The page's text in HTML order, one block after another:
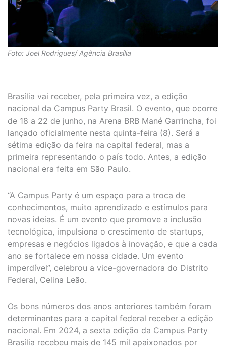
Foto: Joel Rodrigues/ Agência Brasília
Brasília vai receber, pela primeira vez, a edição
nacional da Campus Party Brasil. O evento, que ocorre
de 18 a 22 de junho, na Arena BRB Mané Garrincha, foi
lançado oficialmente nesta quinta-feira (8). Será a
sétima edição da feira na capital federal, mas a
primeira representando o país todo. Antes, a edição
nacional era feita em São Paulo.
“A Campus Party é um espaço para a troca de
conhecimentos, muito aprendizado e estímulos para
novas ideias. É um evento que promove a inclusão
tecnológica, impulsiona o crescimento de startups,
empresas e negócios ligados à inovação, e que a cada
ano se fortalece em nossa cidade. Um evento
imperdível”, celebrou a vice-governadora do Distrito
Federal, Celina Leão.
Os bons números dos anos anteriores também foram
determinantes para a capital federal receber a edição
nacional. Em 2024, a sexta edição da Campus Party
Brasília recebeu mais de 145 mil apaixonados por